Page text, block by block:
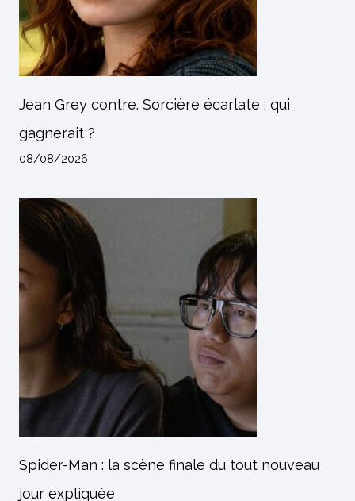
Jean Grey contre. Sorcière écarlate : qui
gagnerait ?
08/08/2026
Spider-Man : la scène finale du tout nouveau
jour expliquée